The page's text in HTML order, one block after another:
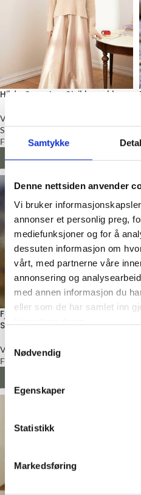
Samtykke
Denne nettsiden anvender
Vi bruker
annonser et personlig preg,
mediefunksjoner og for å
dessuten informasjon om
vårt, med partnerne våre
annonsering og
med annen informasjon du
eller som de har samlet inn
Nødvendig
Egenskaper
Statistikk
Markedsføring
Hilda Sweater, Strikkepakke
Voksen
Sandnes Garn
Fra
776,00
LES MER
Fjellgenser, Dame,
Strikkepakke
Voksen
Fra